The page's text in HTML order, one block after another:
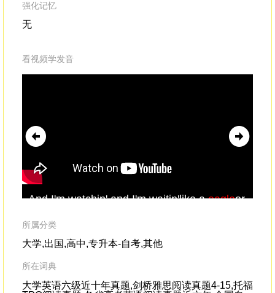
强化记忆
无
看视频学发音
And I'm watchin' and I'm waitin'like aeagleor
所属分类
大学,出国,高中,专升本-自考,其他
所在词典
大学英语六级近十年真题,剑桥雅思阅读真题4-15,托福